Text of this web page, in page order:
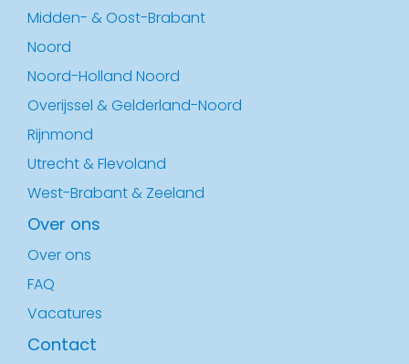
Midden- & Oost-Brabant
Noord
Noord-Holland Noord
Overijssel & Gelderland-Noord
Rijnmond
Utrecht & Flevoland
West-Brabant & Zeeland
Over ons
Over ons
FAQ
Vacatures
Contact